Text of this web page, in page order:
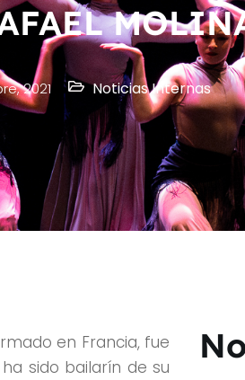
2021 Noticias Internas
en Francia, fue
sido bailarín de su